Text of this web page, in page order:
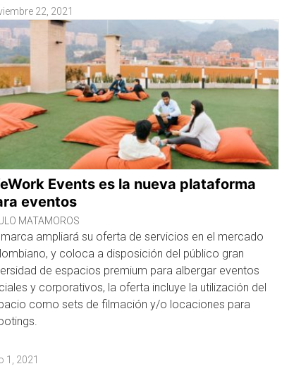
22, 2021
Events es la nueva plataforma
eventos
MATAMOROS
ampliará su oferta de servicios en el mercado
y coloca a disposición del público gran
de espacios premium para albergar eventos
y corporativos, la oferta incluye la utilización del
como sets de filmación y/o locaciones para
1, 2021